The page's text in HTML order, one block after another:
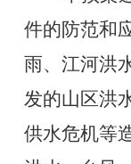
件的防范和
雨、江河洪
发的山区洪
供水危机等